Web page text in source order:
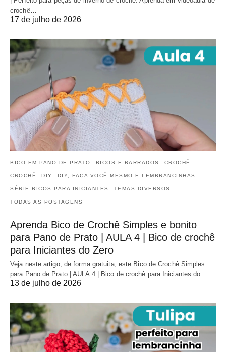
crochê…
17 de julho de 2026
BICO EM PANO DE PRATO BICOS E BARRADOS CROCHÊ
CROCHÊ DIY DIY, FAÇA VOCÊ MESMO E LEMBRANCINHAS
SÉRIE BICOS PARA INICIANTES TEMAS DIVERSOS
TODAS AS POSTAGENS
Aprenda Bico de Crochê Simples e bonito
para Pano de Prato | AULA 4 | Bico de crochê
para Iniciantes do Zero
Veja neste artigo, de forma gratuita, este Bico de Crochê Simples
para Pano de Prato | AULA 4 | Bico de crochê para Iniciantes do…
13 de julho de 2026